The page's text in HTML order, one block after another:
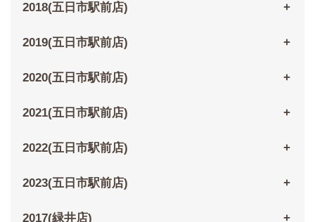
2018(五日市駅前店)
2019(五日市駅前店)
2020(五日市駅前店)
2021(五日市駅前店)
2022(五日市駅前店)
2023(五日市駅前店)
2017(緑井店)